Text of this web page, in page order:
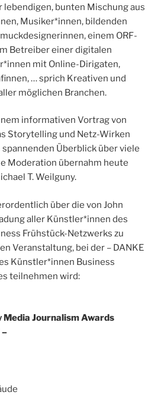
lebendigen, bunten Mischung aus
Musiker*innen, bildenden
einem ORF-
Betreiber einer digitalen
mit Online-Dirigaten,
… sprich Kreativen und
möglichen Branchen.
informativen Vortrag von
Storytelling und Netz-Wirken
spannenden Überblick über viele
Moderation übernahm heute
T. Weilguny.
über die von John
aller Künstler*innen des
Frühstück-Netzwerks zu
Veranstaltung, bei der – DANKE
Künstler*innen Business
teilnehmen wird:
Media Journalism Awards
–